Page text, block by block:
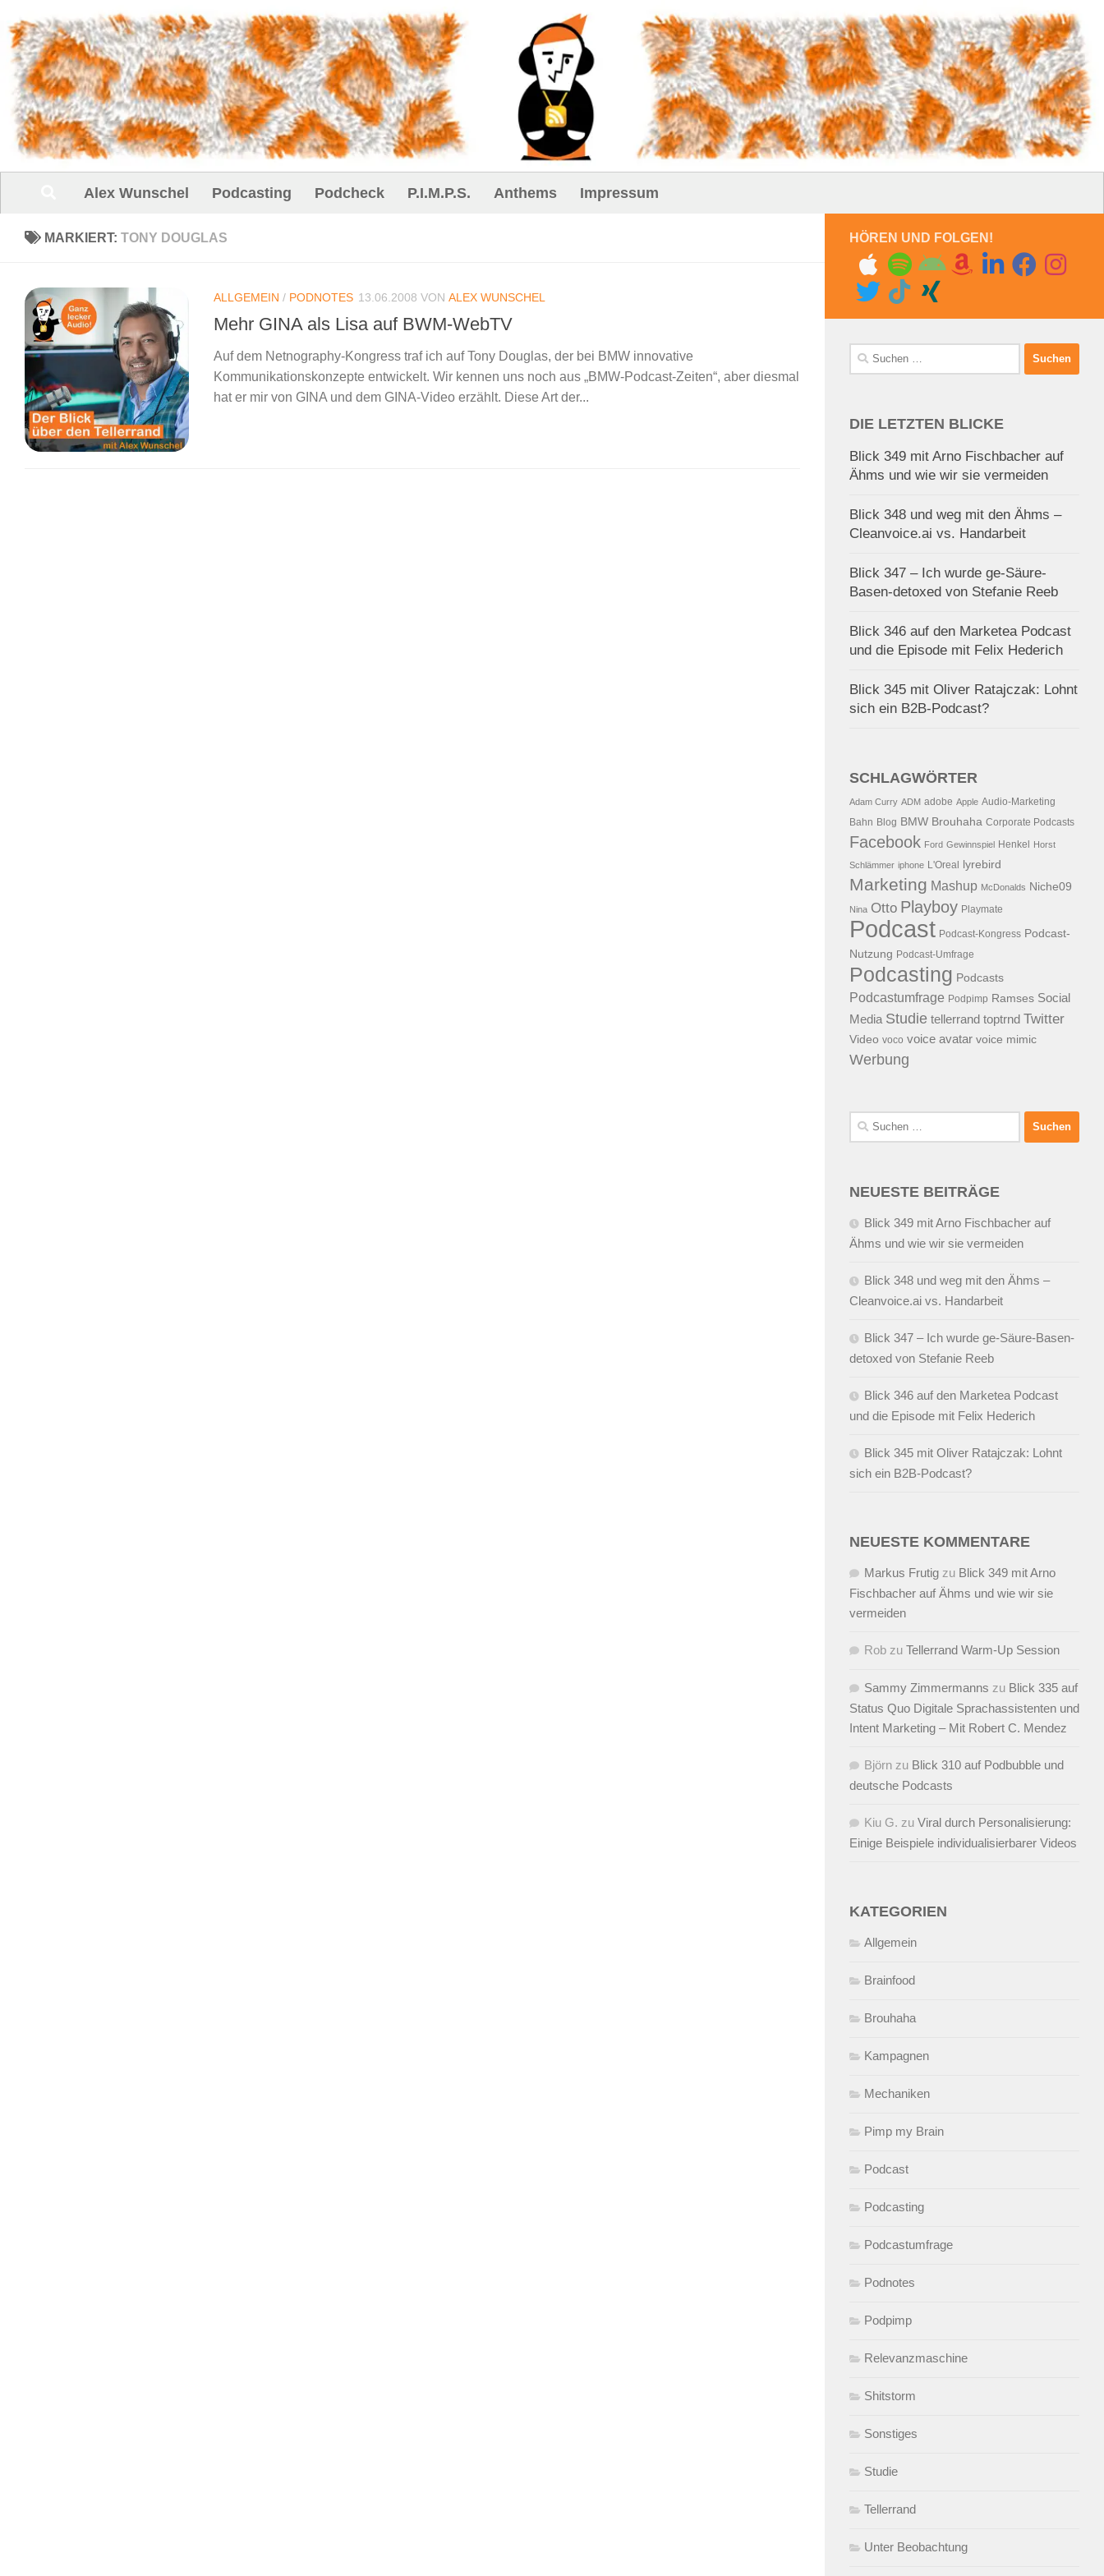
Unter dem Inhalt
Alex Wunschel Podcasting Podcheck P.I.M.P.S. Anthems Impressum
MARKIERT: TONY DOUGLAS
ALLGEMEIN / PODNOTES 13.06.2008 VON ALEX WUNSCHEL
Mehr GINA als Lisa auf BWM-WebTV
Auf dem Netnography-Kongress traf ich auf Tony Douglas, der bei BMW innovative
Kommunikationskonzepte entwickelt. Wir kennen uns noch aus „BMW-Podcast-Zeiten“, aber diesmal
hat er mir von GINA und dem GINA-Video erzählt. Diese Art der...
HÖREN UND FOLGEN!
Suchen
nach:
DIE LETZTEN BLICKE
Blick 349 mit Arno Fischbacher auf
Ähms und wie wir sie vermeiden
Blick 348 und weg mit den Ähms –
Cleanvoice.ai vs. Handarbeit
Blick 347 – Ich wurde ge-Säure-
Basen-detoxed von Stefanie Reeb
Blick 346 auf den Marketea Podcast
und die Episode mit Felix Hederich
Blick 345 mit Oliver Ratajczak: Lohnt
sich ein B2B-Podcast?
SCHLAGWÖRTER
Adam Curry ADM adobe Apple Audio-Marketing
Bahn Blog BMW Brouhaha Corporate Podcasts
Facebook Ford Gewinnspiel Henkel Horst
Schlämmer iphone L'Oreal lyrebird
Marketing Mashup McDonalds Niche09
Nina Otto Playboy Playmate
Podcast Podcast-Kongress Podcast-
Nutzung Podcast-Umfrage
Podcasting Podcasts
Podcastumfrage Podpimp Ramses Social
Media Studie tellerrand toptrnd Twitter
Video voco voice avatar voice mimic
Werbung
Suchen
nach:
NEUESTE BEITRÄGE
Blick 349 mit Arno Fischbacher auf
Ähms und wie wir sie vermeiden
Blick 348 und weg mit den Ähms –
Cleanvoice.ai vs. Handarbeit
Blick 347 – Ich wurde ge-Säure-Basen-
detoxed von Stefanie Reeb
Blick 346 auf den Marketea Podcast
und die Episode mit Felix Hederich
Blick 345 mit Oliver Ratajczak: Lohnt
sich ein B2B-Podcast?
NEUESTE KOMMENTARE
Markus Frutig zu Blick 349 mit Arno
Fischbacher auf Ähms und wie wir sie
vermeiden
Rob zu Tellerrand Warm-Up Session
Sammy Zimmermanns zu Blick 335 auf
Status Quo Digitale Sprachassistenten und
Intent Marketing – Mit Robert C. Mendez
Björn zu Blick 310 auf Podbubble und
deutsche Podcasts
Kiu G. zu Viral durch Personalisierung:
Einige Beispiele individualisierbarer Videos
KATEGORIEN
Allgemein
Brainfood
Brouhaha
Kampagnen
Mechaniken
Pimp my Brain
Podcast
Podcasting
Podcastumfrage
Podnotes
Podpimp
Relevanzmaschine
Shitstorm
Sonstiges
Studie
Tellerrand
Unter Beobachtung